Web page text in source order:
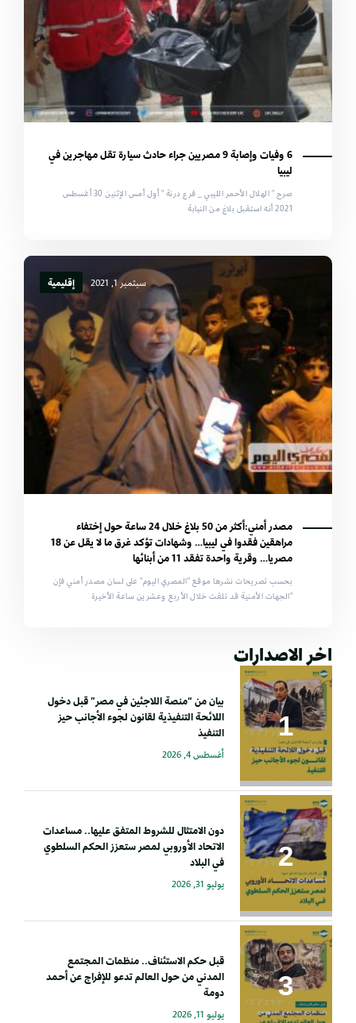
6 وفيات وإصابة 9 مصريين جراء حادث سيارة تقل مهاجرين في
ليبيا
صرح " الهلال الأحمر الليبي _ فرع درنة " أول أمس الإثنين 30 أغسطس
2021 أنه استقبل بلاغ من النيابة
سبتمبر 1, 2021 إقليمية
مصدر أمني:أكثر من 50 بلاغ خلال 24 ساعة حول إختفاء
مراهقين فقدوا في ليبيا… وشهادات تؤكد غرق ما لا يقل عن 18
مصريا… وقرية واحدة تفقد 11 من أبنائها
بحسب تصريحات نشرها موقع "المصري اليوم" على لسان مصدر أمني فإن
"الجهات الأمنية قد تلقت خلال الأربع وعشرين ساعة الأخيرة
اخر الاصدارات
بيان من “منصة اللاجئين في مصر” قبل دخول
اللائحة التنفيذية لقانون لجوء الأجانب حيز
التنفيذ
أغسطس 4, 2026
دون الامتثال للشروط المتفق عليها.. مساعدات
الاتحاد الأوروبي لمصر ستعزز الحكم السلطوي
في البلاد
يوليو 31, 2026
قبل حكم الاستئناف.. منظمات المجتمع
المدني من حول العالم تدعو للإفراج عن أحمد
دومة
يوليو 11, 2026